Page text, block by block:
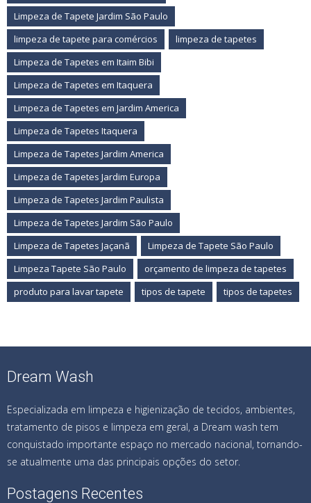
Limpeza de Tapete Jardim São Paulo
limpeza de tapete para comércios
limpeza de tapetes
Limpeza de Tapetes em Itaim Bibi
Limpeza de Tapetes em Itaquera
Limpeza de Tapetes em Jardim America
Limpeza de Tapetes Itaquera
Limpeza de Tapetes Jardim America
Limpeza de Tapetes Jardim Europa
Limpeza de Tapetes Jardim Paulista
Limpeza de Tapetes Jardim São Paulo
Limpeza de Tapetes Jaçanã
Limpeza de Tapete São Paulo
Limpeza Tapete São Paulo
orçamento de limpeza de tapetes
produto para lavar tapete
tipos de tapete tipos de tapetes
Dream Wash
Especializada em limpeza e higienização de tecidos, ambientes,
tratamento de pisos e limpeza em geral, a Dream wash tem
conquistado importante espaço no mercado nacional, tornando-
se atualmente uma das principais opções do setor.
Postagens Recentes